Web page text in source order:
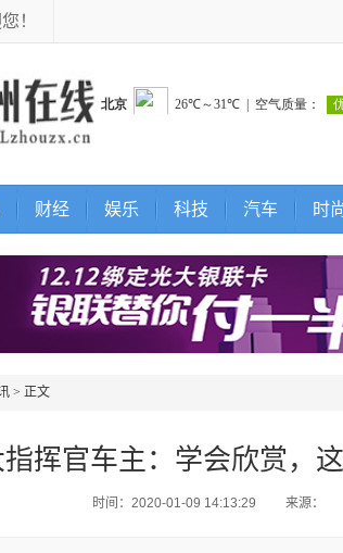
！
财经 娱乐 科技 汽车 时
> 正文
指挥官车主：学会欣赏，
时间：2020-01-09 14:13:29 来源：